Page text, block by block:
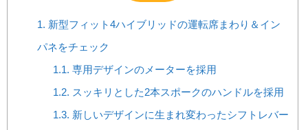
1. 新型フィット4ハイブリッドの運転席まわり＆イン
パネをチェック
1.1. 専用デザインのメーターを採用
1.2. スッキリとした2本スポークのハンドルを採用
1.3. 新しいデザインに生まれ変わったシフトレバー